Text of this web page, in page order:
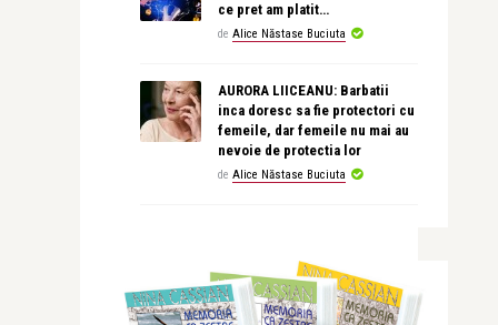
ce pret am platit…
de Alice Năstase Buciuta
AURORA LIICEANU: Barbatii
inca doresc sa fie protectori cu
femeile, dar femeile nu mai au
nevoie de protectia lor
de Alice Năstase Buciuta